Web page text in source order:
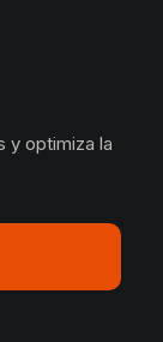
y optimiza la